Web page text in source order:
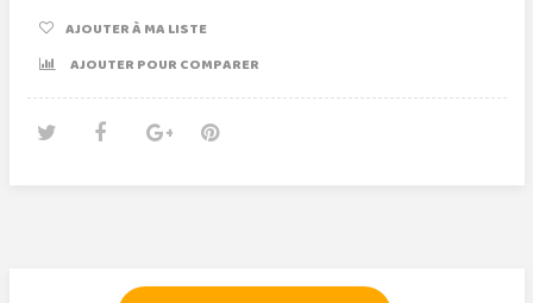
AJOUTER À MA LISTE
AJOUTER POUR COMPARER